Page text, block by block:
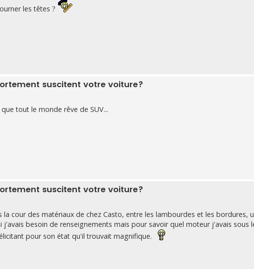
les têtes ?
suscitent votre voiture?
tout le monde rêve de SUV...
suscitent votre voiture?
cour des matériaux de chez Casto, entre les lambourdes et les bordures,
besoin de renseignements mais pour savoir quel moteur j'avais sous
pour son état qu'il trouvait magnifique.